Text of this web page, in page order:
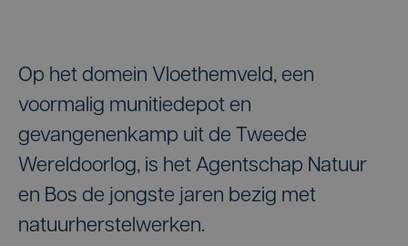
Op het domein Vloethemveld, een
voormalig munitiedepot en
gevangenenkamp uit de Tweede
Wereldoorlog, is het Agentschap Natuur
en Bos de jongste jaren bezig met
natuurherstelwerken.